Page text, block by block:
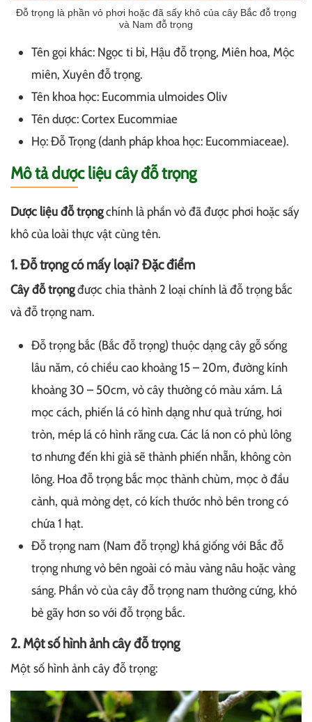
Đỗ trọng là phần vỏ phơi hoặc đã sấy khô của cây Bắc đỗ trọng
và Nam đỗ trọng
Tên gọi khác: Ngọc ti bì, Hậu đỗ trọng, Miên hoa, Mộc
miên, Xuyên đỗ trọng.
Tên khoa học: Eucommia ulmoides Oliv
Tên dược: Cortex Eucommiae
Họ: Đỗ Trọng (danh pháp khoa học: Eucommiaceae).
Mô tả dược liệu cây đỗ trọng
Dược liệu đỗ trọngchính là phần vỏ đã được phơi hoặc sấy
khô của loài thực vật cùng tên.
1. Đỗ trọng có mấy loại? Đặc điểm
Cây đỗ trọngđược chia thành 2 loại chính là đỗ trọng bắc
và đỗ trọng nam.
Đỗ trọng bắc (Bắc đỗ trọng) thuộc dạng cây gỗ sống
lâu năm, có chiều cao khoảng 15 – 20m, đường kính
khoảng 30 – 50cm, vỏ cây thường có màu xám. Lá
mọc cách, phiến lá có hình dạng như quả trứng, hơi
tròn, mép lá có hình răng cưa. Các lá non có phủ lông
tơ nhưng đến khi già sẽ thành phiến nhẵn, không còn
lông. Hoa đỗ trọng bắc mọc thành chùm, mọc ở đầu
cành, quả mỏng dẹt, có kích thước nhỏ bên trong có
chứa 1 hạt.
Đỗ trọng nam (Nam đỗ trọng) khá giống với Bắc đỗ
trọng nhưng vỏ bên ngoài có màu vàng nâu hoặc vàng
sáng. Phần vỏ của cây đỗ trọng nam thường cứng, khó
bẻ gãy hơn so với đỗ trọng bắc.
2. Một số hình ảnh cây đỗ trọng
Một số hình ảnh cây đỗ trọng: